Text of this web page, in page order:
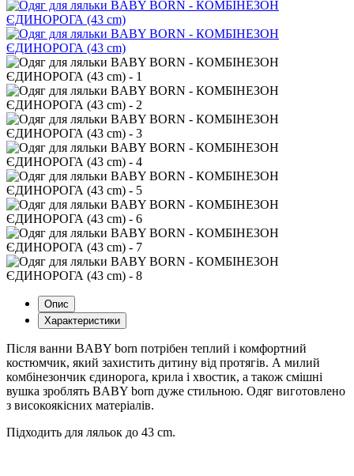
Опис
Характеристики
Після ванни BABY born потрібен теплий і комфортний
костюмчик, який захистить дитину від протягів. А милий
комбінезончик єдинорога, крила і хвостик, а також смішні
вушка зроблять BABY born дуже стильною. Одяг виготовлено
з високоякісних матеріалів.
Підходить для ляльок до 43 cm.